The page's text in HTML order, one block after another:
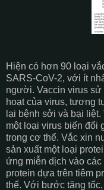
Hiện có hơn 90 loại
SARS-CoV-2, với ít
người. Vaccin virus sử
hoạt của virus, tương
lại bệnh sởi và bại
một loại virus biến đổi
trong cơ thể. Vắc xin
sản xuất một loại
ứng miễn dịch vào
protein dựa trên tiêm
thể. Với bước tăng